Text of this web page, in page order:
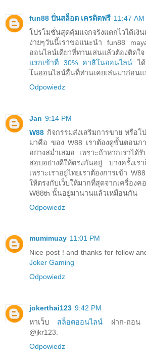
fun88 ปั่นสล็อต เครดิตฟรี 11:47 AM
โปรโมชั่นสุดคุ้มแจกจริงแตกไวได้เงิน
ง่ายๆวันนี้เราขอแนะนำ fun88
ออนไลน์เดียวที่ท่านเล่นแล้วต้องติดใ
แรกเข้าที่ 30% คาสิโนออนไลน์ ไ
โนออนไลน์อื่นที่ท่านเคยเล่นมาก่อน
Odpowiedz
Jan 9:14 PM
W88 กิจกรรมส่งเสริมการขาย หรือโ
มาคือ ของ W88 เราต้องดูขั้นตอนก
อย่างสม่ำเสมอ เพราะถ้าหากเราได้
สอบอย่างดีให้ตรงกันอยู่ บางครั้งเร
เพราะเราอยู่ไทยเราต้องการเข้า
ให้ตรงกับเว็บให้มากที่สุดจากเครื่องค
W88th นั้นอยู่มานานแล้วเหมือนกัน
Odpowiedz
mumimuay 11:01 PM
Nice post ! and thanks for follow
Joker Gaming
Odpowiedz
jokerthai123 9:42 PM
หาเว็บ สล็อตออนไลน์ ฝาก-ถอน
@jkr123.
Odpowiedz